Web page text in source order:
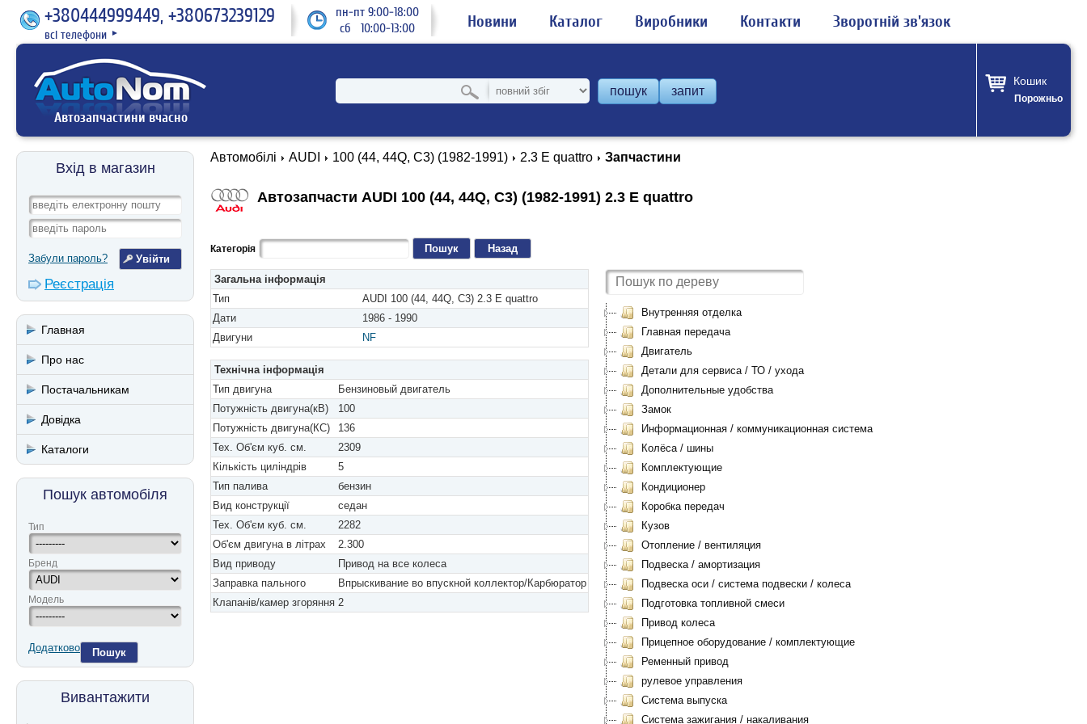
+380444999449, +380673239129
всі телефони ►
пн-пт 9:00-18:00
сб 10:00-13:00
Новини Каталог Виробники Контакти Зворотній зв'язок
Автозапчастини вчасно
пошук запит
Кошик
Порожньо
Вхід в магазин
Забули пароль?
Реєстрація
Главная
Про нас
Постачальникам
Довідка
Каталоги
Пошук автомобіля
Тип
Бренд
Модель
Додатково Пошук
Вивантажити
Автомобілі AUDI 100 (44, 44Q, C3) (1982-1991) 2.3 E quattro Запчастини
Автозапчасти AUDI 100 (44, 44Q, C3) (1982-1991) 2.3 E quattro
Категорія Назад
Загальна інформація
Тип
AUDI 100 (44, 44Q, C3) 2.3 E quattro
Дати
1986 - 1990
Двигуни
NF
Технічна інформація
Тип двигуна
Бензиновый двигатель
Потужність двигуна(кВ)
100
Потужність двигуна(КС)
136
Тех. Об'єм куб. см.
2309
Кількість циліндрів
5
Тип палива
бензин
Вид конструкції
седан
Тех. Об'єм куб. см.
2282
Об'єм двигуна в літрах
2.300
Вид приводу
Привод на все колеса
Заправка пального
Впрыскивание во впускной коллектор/Карбюратор
Клапанів/камер згоряння 2
Внутренняя отделка
Главная передача
Двигатель
Детали для сервиса / ТО / ухода
Дополнительные удобства
Замок
Информационная / коммуникационная система
Колёса / шины
Комплектующие
Кондиционер
Коробка передач
Кузов
Отопление / вентиляция
Подвеска / амортизация
Подвеска оси / система подвески / колеса
Подготовка топливной смеси
Привод колеса
Прицепное оборудование / комплектующие
Ременный привод
рулевое управления
Система выпуска
Система зажигания / накаливания